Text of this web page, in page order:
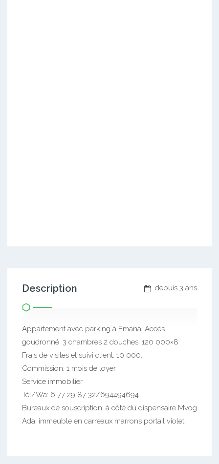
depuis 3 ans
Description
Appartement avec parking à Emana. Accès
goudronné. 3 chambres 2 douches…120 000×8
Frais de visites et suivi client: 10 000.
Commission: 1 mois de loyer
Service immobilier
Tél/Wa: 6 77 29 87 32/694494694
Bureaux de souscription: à côté du dispensaire Mvog
Ada, immeuble en carreaux marrons portail violet.